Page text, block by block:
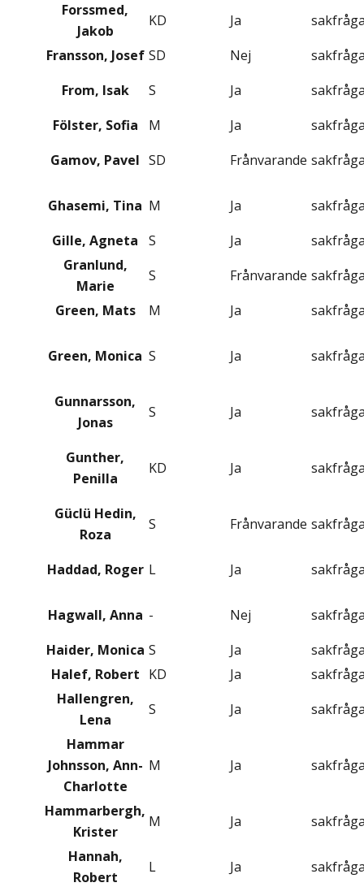
Forssmed,
Jakob
KD Ja
Fransson, Josef SD Nej
From, Isak
S Ja
Fölster, Sofia
M Ja
Gamov, Pavel SD Frånvarande
Ghasemi, Tina M Ja
Gille, Agneta
S Ja
Granlund,
Marie
S Frånvarande
Green, Mats
M Ja
Green, Monica S Ja
Gunnarsson,
Jonas
S Ja
Gunther,
Penilla
KD Ja
Güclü Hedin,
Roza
S Frånvarande
Haddad, Roger L Ja
Hagwall, Anna - Nej
Haider, Monica S Ja
Halef, Robert KD Ja
Hallengren,
Lena
S Ja
Hammar
Johnsson, Ann-
Charlotte
M Ja
Hammarbergh,
Krister
M Ja
Hannah,
Robert
L Ja